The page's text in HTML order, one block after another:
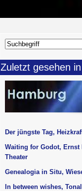
Zuletzt gesehen in
Der jüngste Tag,
Waiting for Godot, Ernst
Theater
Genealogia in Situ,
In between wishes,